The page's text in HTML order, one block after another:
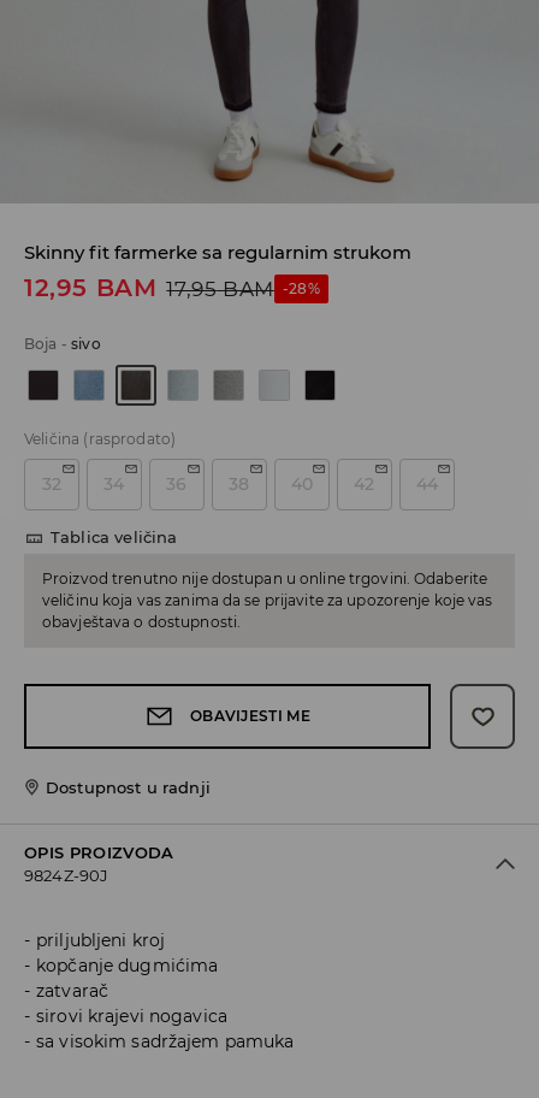
Skinny fit farmerke sa regularnim strukom
12,95 BAM 17,95 BAM -28%
Boja -sivo
Veličina (rasprodato)
32 34 36 38 40 42 44
Tablica veličina
Proizvod trenutno nije dostupan u online trgovini. Odaberite
veličinu koja vas zanima da se prijavite za upozorenje koje vas
obavještava o dostupnosti.
OBAVIJESTI ME
Dostupnost u radnji
OPIS PROIZVODA
9824Z-90J
priljubljeni kroj
kopčanje dugmićima
zatvarač
sirovi krajevi nogavica
sa visokim sadržajem pamuka